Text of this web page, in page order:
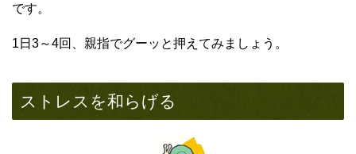
です。
1日3～4回、親指でグーッと押えてみましょう。
ストレスを和らげる